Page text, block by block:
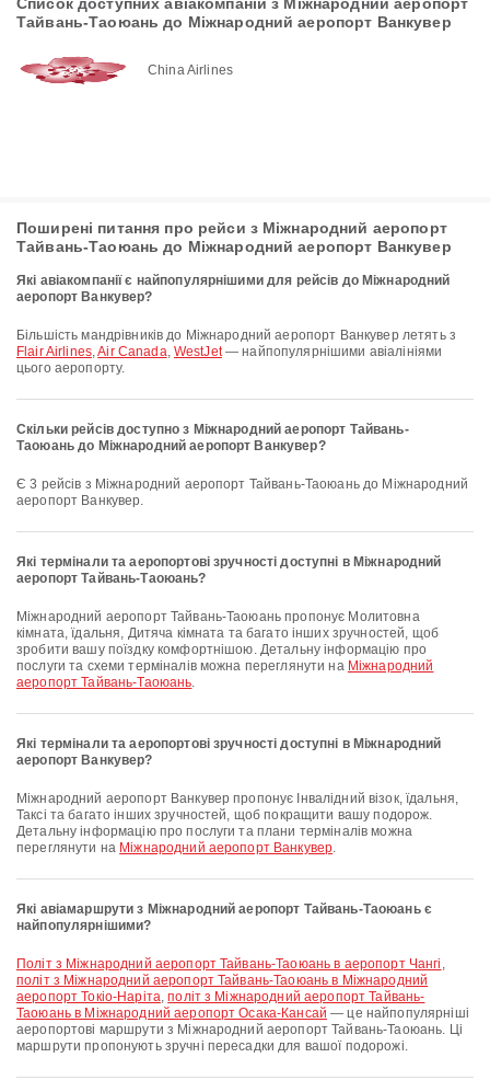
Тайвань-Таоюань до Міжнародний аеропорт Ванкувер
China Airlines
Поширені питання про рейси з Міжнародний аеропорт
Тайвань-Таоюань до Міжнародний аеропорт Ванкувер
Які авіакомпанії є найпопулярнішими для рейсів до Міжнародний
аеропорт Ванкувер?
Більшість мандрівників до Міжнародний аеропорт Ванкувер летять з
Flair Airlines,Air Canada, WestJet— найпопулярнішими авіалініями
цього аеропорту.
Скільки рейсів доступно з Міжнародний аеропорт Тайвань-
Таоюань до Міжнародний аеропорт Ванкувер?
Є 3 рейсів з Міжнародний аеропорт Тайвань-Таоюань до Міжнародний
аеропорт Ванкувер.
Які термінали та аеропортові зручності доступні в Міжнародний
аеропорт Тайвань-Таоюань?
Міжнародний аеропорт Тайвань-Таоюань пропонує Молитовна
кімната, їдальня, Дитяча кімната та багато інших зручностей, щоб
зробити вашу поїздку комфортнішою. Детальну інформацію про
послуги та схеми терміналів можна переглянути на Міжнародний
аеропорт Тайвань-Таоюань.
Які термінали та аеропортові зручності доступні в Міжнародний
аеропорт Ванкувер?
Міжнародний аеропорт Ванкувер пропонує Інвалідний візок, їдальня,
Таксі та багато інших зручностей, щоб покращити вашу подорож.
Детальну інформацію про послуги та плани терміналів можна
переглянути на Міжнародний аеропорт Ванкувер.
Які авіамаршрути з Міжнародний аеропорт Тайвань-Таоюань є
найпопулярнішими?
політ з Міжнародний аеропорт Тайвань-Таоюань в аеропорт Чангі ,
політ з Міжнародний аеропорт Тайвань-Таоюань в Міжнародний
аеропорт Токіо-Наріта,політ з Міжнародний аеропорт Тайвань-
Таоюань в Міжнародний аеропорт Осака-Кансай — це найпопулярніші
аеропортові маршрути з Міжнародний аеропорт Тайвань-Таоюань. Ці
маршрути пропонують зручні пересадки для вашої подорожі.